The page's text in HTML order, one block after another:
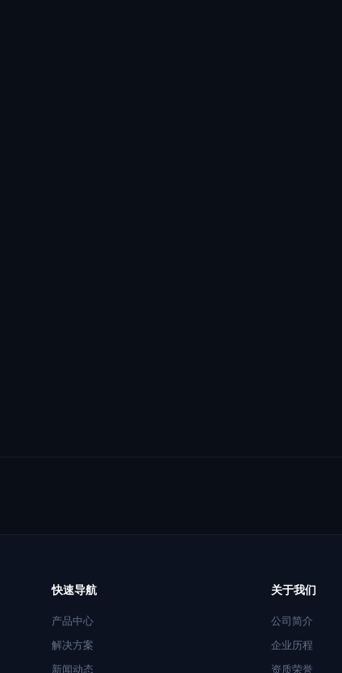
快速导航
产品中心
解决方案
新闻动态
关于我们
公司简介
企业历程
资质荣誉